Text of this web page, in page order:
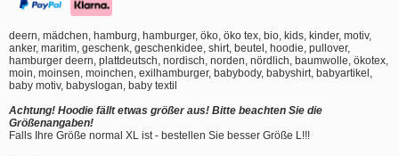
deern, mädchen, hamburg, hamburger, öko, öko tex, bio, kids, kinder, motiv,
anker, maritim, geschenk, geschenkidee, shirt, beutel, hoodie, pullover,
hamburger deern, plattdeutsch, nordisch, norden, nördlich, baumwolle, ökotex,
moin, moinsen, moinchen, exilhamburger, babybody, babyshirt, babyartikel,
baby motiv, babyslogan, baby textil
Achtung! Hoodie fällt etwas größer aus! Bitte beachten Sie die
Größenangaben!
Falls Ihre Größe normal XL ist - bestellen Sie besser Größe L!!!